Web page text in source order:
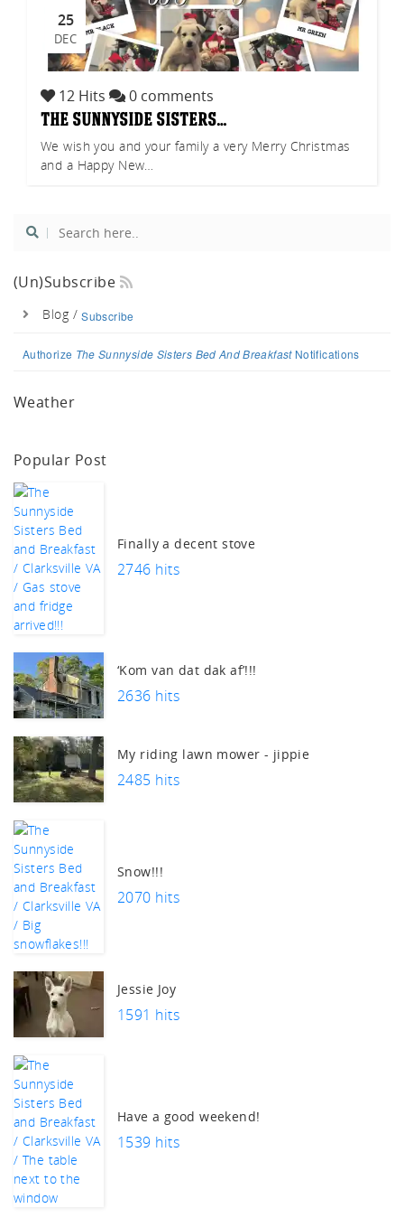
25
DEC
12 Hits 0 comments
the sunnyside sisters…
We wish you and your family a very Merry Christmas
and a Happy New…
(un)Subscribe
Blog /Subscribe
Authorize The Sunnyside Sisters Bed And BreakfastNotifications
Weather
Popular Post
Finally a decent stove
2746 hits
‘Kom van dat dak af’!!!
2636 hits
My riding lawn mower - jippie
2485 hits
Snow!!!
2070 hits
Jessie Joy
1591 hits
Have a good weekend!
1539 hits